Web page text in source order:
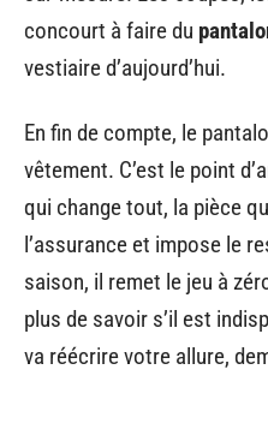
concourt à faire du
vestiaire d’aujourd’hui.
En fin de compte, le
vêtement. C’est le point
qui change tout, la pièce
l’assurance et impose le
saison, il remet le jeu à
plus de savoir s’il est
va réécrire votre allure,